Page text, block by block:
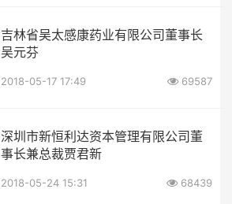
吉林省吴太感康药业有限公司董事长
吴元芬
2018-05-17 17:49 69587
深圳市新恒利达资本管理有限公司董
事长兼总裁贾君新
2018-05-24 15:31 68439